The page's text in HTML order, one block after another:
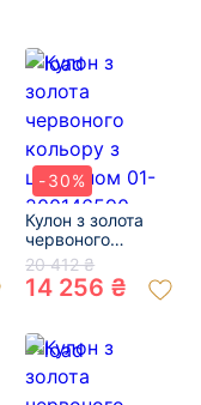
-30%
Кулон з золота
червоного
кольору з
цирконом 01-
200146590
20 412 ₴
14 256 ₴